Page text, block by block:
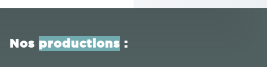
Nos productions :